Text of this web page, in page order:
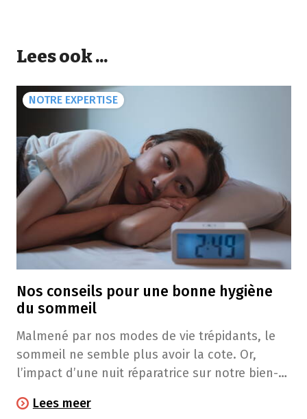
Lees ook ...
NOTRE EXPERTISE
Nos conseils pour une bonne hygiène
du sommeil
Malmené par nos modes de vie trépidants, le
sommeil ne semble plus avoir la cote. Or,
l’impact d’une nuit réparatrice sur notre bien-
vous preniez la bonne résolution de dormir
Lees meer